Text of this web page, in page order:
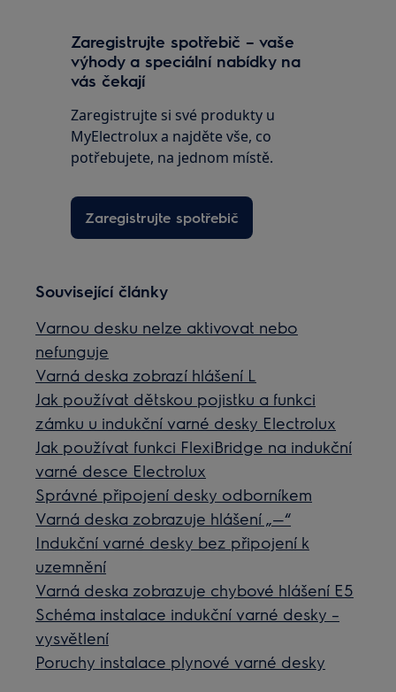
Zaregistrujte spotřebič – vaše
výhody a speciální nabídky na
vás čekají
Zaregistrujte si své produkty u
MyElectrolux a najděte vše, co
potřebujete, na jednom místě.
Zaregistrujte spotřebič
Související články
Varnou desku nelze aktivovat nebo
nefunguje
Varná deska zobrazí hlášení L
Jak používat dětskou pojistku a funkci
zámku u indukční varné desky Electrolux
Jak používat funkci FlexiBridge na indukční
varné desce Electrolux
Správné připojení desky odborníkem
Varná deska zobrazuje hlášení „—“
Indukční varné desky bez připojení k
uzemnění
Varná deska zobrazuje chybové hlášení E5
Schéma instalace indukční varné desky –
vysvětlení
Poruchy instalace plynové varné desky